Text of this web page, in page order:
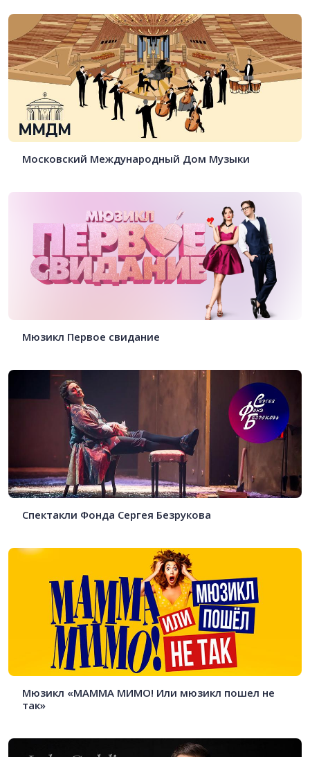
Московский Международный Дом Музыки
Мюзикл Первое свидание
Спектакли Фонда Сергея Безрукова
Мюзикл «МАММА МИМО! Или мюзикл пошел не
так»